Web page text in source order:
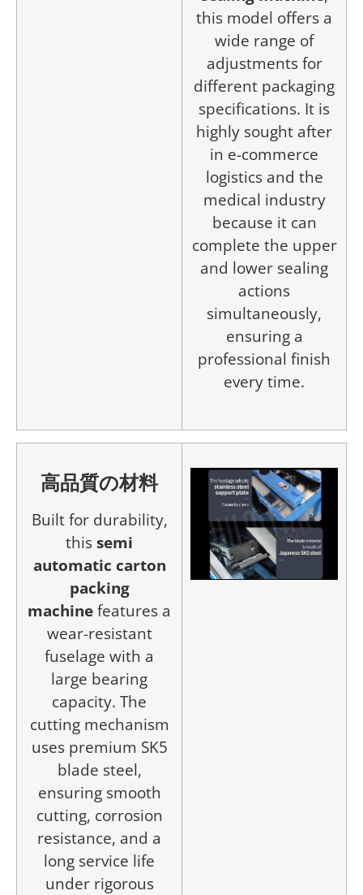
this model offers a
wide range of
adjustments for
different packaging
specifications. It is
highly sought after
in e-commerce
logistics and the
medical industry
because it can
complete the upper
and lower sealing
actions
simultaneously,
ensuring a
professional finish
every time.
高品質の材料
Built for durability,
this semi
automatic carton
packing
machine features a
wear-resistant
fuselage with a
large bearing
capacity. The
cutting mechanism
uses premium SK5
blade steel,
ensuring smooth
cutting, corrosion
resistance, and a
long service life
under rigorous